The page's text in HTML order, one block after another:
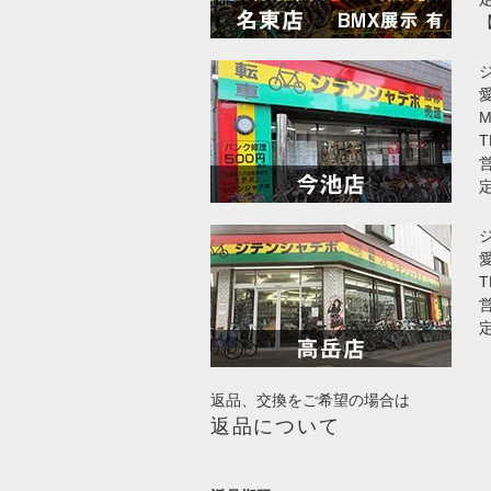
返品、交換をご希望の場合は
返品について